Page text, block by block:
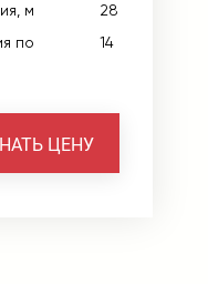
м
28
по
14
ЦЕНУ